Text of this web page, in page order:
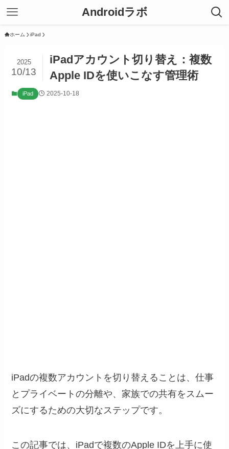
Androidラボ
ホーム iPad
iPadアカウント切り替え：複数
Apple IDを使いこなす管理術
2025
10/13
iPad 2025-10-18
iPadの複数アカウントを切り替えることは、仕事
とプライベートの分離や、家族での共有をスムー
ズにするための大切なステップです。
この記事では、iPadで複数のApple IDを上手に使